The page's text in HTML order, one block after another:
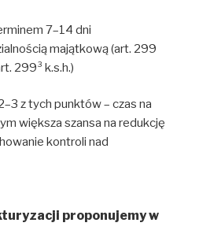
7–14 dni
majątkową (art. 299
299³ k.s.h.)
z tych punktów – czas na
większa szansa na redukcję
kontroli nad
proponujemy w